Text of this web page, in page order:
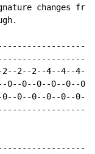
changes
2--2--4--4--
0--0--0--0--0--
0--0--0--0--